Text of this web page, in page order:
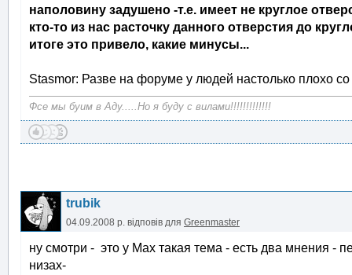
наполовину задушено -т.е. имеет не круглое
кто-то из нас расточку данного отверстия до
итоге это привело, какие минусы...
Stasmor: Разве на форуме у людей настолько плохо
Фсе мы буим в Аду.....Но я буду с вилами!!!!!!!!!!!!!
trubik
04.09.2008 р. відповів для Greenmaster
ну смотри - это у Мах такая тема - есть два мнения -
низах-